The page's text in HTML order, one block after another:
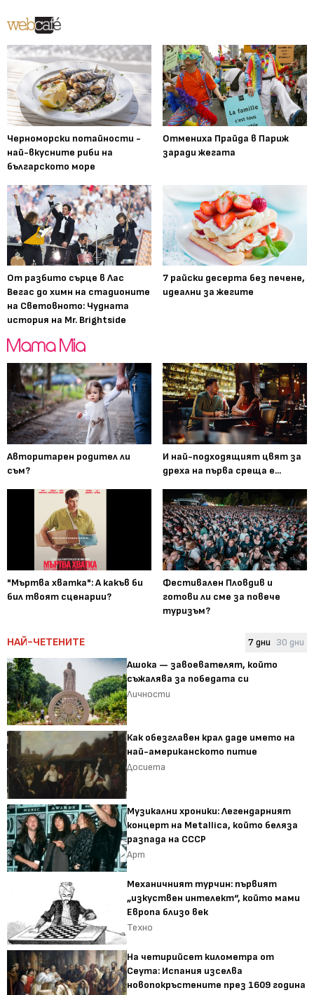
Черноморски потайности -
най-вкусните риби на
българското море
Отмениха Прайда в Париж
заради жегата
От разбито сърце в Лас
Вегас до химн на стадионите
на Световното: Чудната
история на Mr. Brightside
7 райски десерта без печене,
идеални за жегите
Авторитарен родител ли
съм?
И най-подходящият цвят за
дреха на първа среща е...
"Мъртва хватка": А какъв би
бил твоят сценарии?
Фестивален Пловдив и
готови ли сме за повече
туризъм?
НАЙ-ЧЕТЕНИТЕ 7 дни 30 дни
Ашока — завоевателят, който
съжалява за победата си
Личности
Как обезглавен крал даде името на
най-американското питие
Досиета
Музикални хроники: Легендарният
концерт на Metallica, който беляза
разпада на СССР
Арт
Механичният турчин: първият
„изкуствен интелект“, който мами
Европа близо век
Техно
На четирийсет километра от
Сеута: Испания изселва
новопокръстените през 1609 година